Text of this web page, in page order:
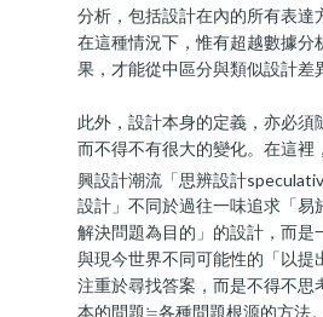
分析，包括設計在內的所有表達
在這種情況下，惟有超越數據分
果，才能從中區分與類似設計差
此外，設計本身的定義，亦必須
而不得不有很大的變化。在這裡
興設計潮流「思辨設計
設計」不同於過往一味追求「易
解決問題為目的」的設計，而是
與現今世界不同可能性的「以提
注重於尋找答案，而是不得不
本的問題≒各種問題根源的方法